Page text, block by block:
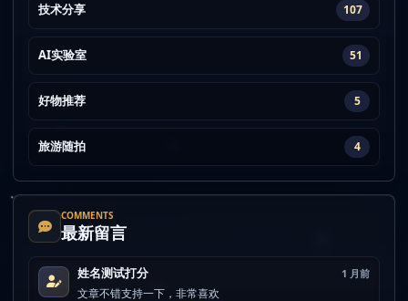
技术分享 107
AI实验室 51
好物推荐 5
旅游随拍 4
COMMENTS
最新留言
姓名测试打分 1 月前
文章不错支持一下，非常喜欢